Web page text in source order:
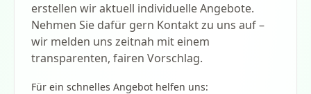
erstellen wir aktuell individuelle Angebote.
Nehmen Sie dafür gern Kontakt zu uns auf –
wir melden uns zeitnah mit einem
transparenten, fairen Vorschlag.
Für ein schnelles Angebot helfen uns: